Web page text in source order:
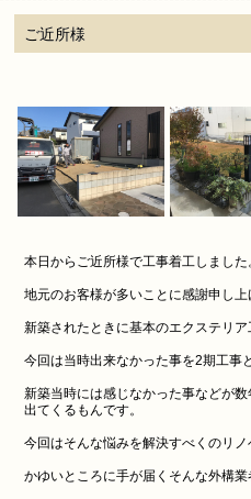
ご近所様
本日からご近所様で工事着工しました
地元のお客様が多いことに感謝申し上
新築されたときに基本のエクステリ
今回は当時出来なかった事を2期工事
新築当時には感じなかった事などが
出てくるもんです。
今回はそんな悩みを解決すべくのリノ
かゆいところに手が届くそんな外構業